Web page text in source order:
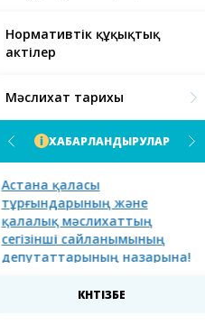
Нормативтік құқықтық
актілер
Мәслихат тарихы
ХАБАРЛАНДЫРУЛАР
Астана қаласы
тұрғындарының және
қалалық мәслихаттың
сегізінші сайланымының
депутаттарының назарына!
КҮНТІЗБЕ